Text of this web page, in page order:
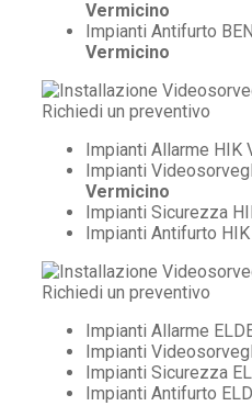
Vermicino
Impianti Antifurto
Vermicino
Impianti Allarme HIK
Impianti
Vermicino
Impianti Sicurezza
Impianti Antifurto
Impianti Allarme
Impianti
Impianti Sicurezza
Impianti Antifurto